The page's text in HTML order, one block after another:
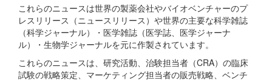
これらのニュースは世界の製薬会社やバイオベンチャーのプ
レスリリース（ニュースリリース）や世界の主要な科学雑誌
（科学ジャーナル）・医学雑誌（医学誌、医学ジャーナ
ル）・生物学ジャーナルを元に作製されています。
これらのニュースは、研究活動、治験担当者（CRA）の臨床
試験の戦略策定、マーケティング担当者の販売戦略、ベンチ